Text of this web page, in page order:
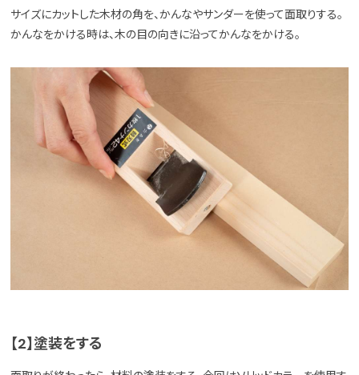
サイズにカットした木材の角を、かんなやサンダーを使って面取りする。
かんなをかける時は、木の目の向きに沿ってかんなをかける。
【2】塗装をする